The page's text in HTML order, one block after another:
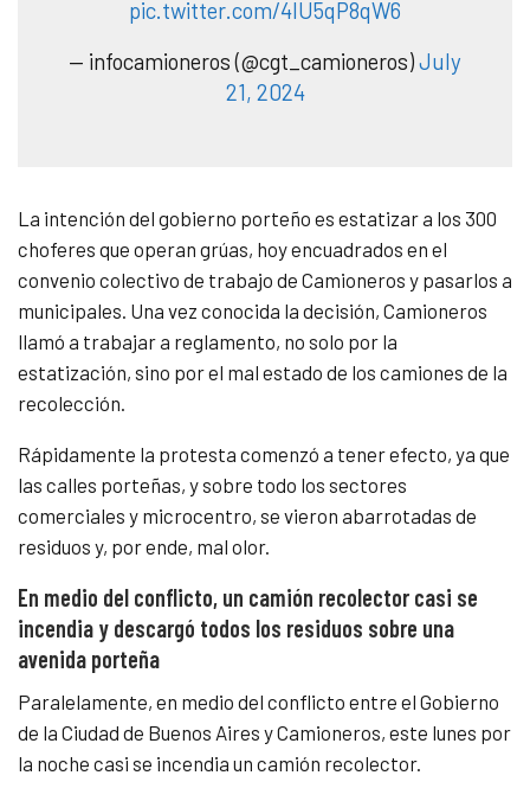
pic.twitter.com/4lU5qP8qW6
— infocamioneros (@cgt_camioneros)July
21, 2024
La intención del gobierno porteño es estatizar a los 300
choferes que operan grúas, hoy encuadrados en el
convenio colectivo de trabajo de Camioneros y pasarlos a
municipales. Una vez conocida la decisión, Camioneros
llamó a trabajar a reglamento, no solo por la
estatización, sino por el mal estado de los camiones de la
recolección.
Rápidamente la protesta comenzó a tener efecto, ya que
las calles porteñas, y sobre todo los sectores
comerciales y microcentro, se vieron abarrotadas de
residuos y, por ende, mal olor.
En medio del conflicto, un camión recolector casi se
incendia y descargó todos los residuos sobre una
avenida porteña
Paralelamente, en medio del conflicto entre el Gobierno
de la Ciudad de Buenos Aires y Camioneros, este lunes por
la noche casi se incendia un camión recolector.